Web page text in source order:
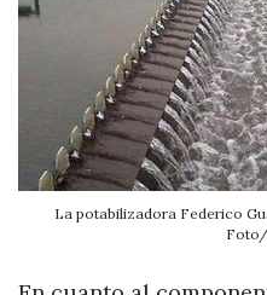
La potabilizadora Federico